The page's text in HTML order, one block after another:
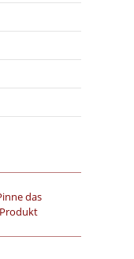
das
Produkt